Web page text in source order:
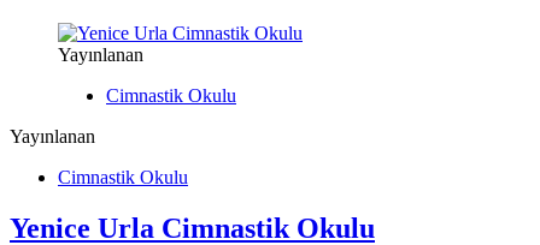
Yayınlanan
Cimnastik Okulu
Yayınlanan
Cimnastik Okulu
Yenice Urla Cimnastik Okulu